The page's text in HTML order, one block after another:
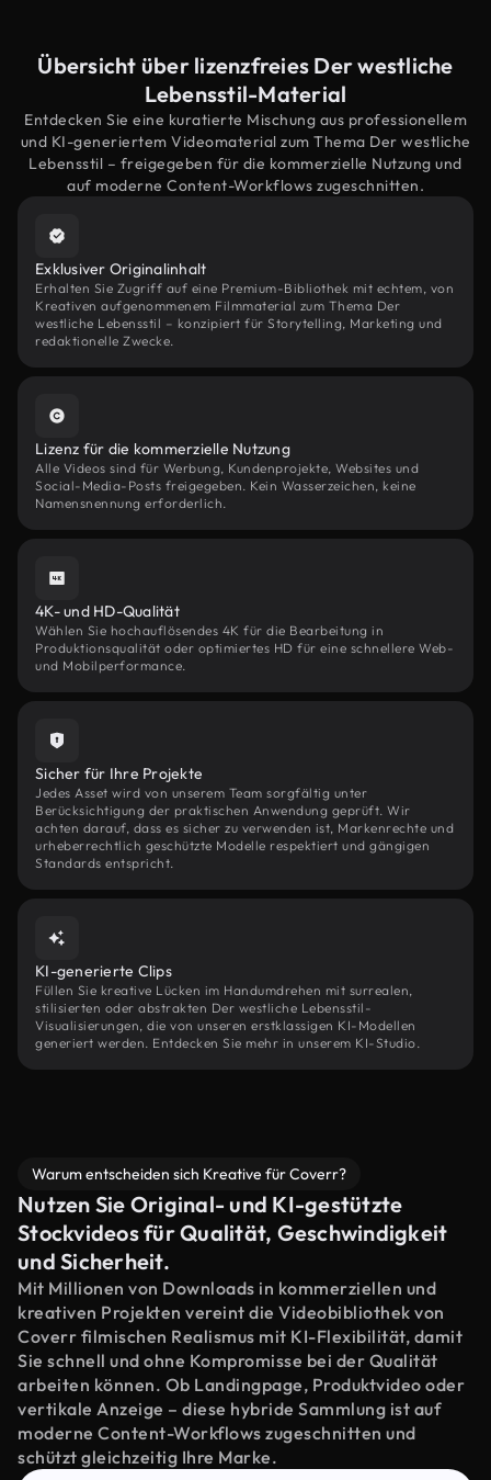
Übersicht über lizenzfreies Der westliche
Lebensstil-Material
Entdecken Sie eine kuratierte Mischung aus professionellem
und KI-generiertem Videomaterial zum Thema Der westliche
Lebensstil – freigegeben für die kommerzielle Nutzung und
auf moderne Content-Workflows zugeschnitten.
Exklusiver Originalinhalt
Erhalten Sie Zugriff auf eine Premium-Bibliothek mit echtem, von
Kreativen aufgenommenem Filmmaterial zum Thema Der
westliche Lebensstil – konzipiert für Storytelling, Marketing und
redaktionelle Zwecke.
Lizenz für die kommerzielle Nutzung
Alle Videos sind für Werbung, Kundenprojekte, Websites und
Social-Media-Posts freigegeben. Kein Wasserzeichen, keine
Namensnennung erforderlich.
4K- und HD-Qualität
Wählen Sie hochauflösendes 4K für die Bearbeitung in
Produktionsqualität oder optimiertes HD für eine schnellere Web-
und Mobilperformance.
Sicher für Ihre Projekte
Jedes Asset wird von unserem Team sorgfältig unter
Berücksichtigung der praktischen Anwendung geprüft. Wir
achten darauf, dass es sicher zu verwenden ist, Markenrechte und
urheberrechtlich geschützte Modelle respektiert und gängigen
Standards entspricht.
KI-generierte Clips
Füllen Sie kreative Lücken im Handumdrehen mit surrealen,
stilisierten oder abstrakten Der westliche Lebensstil-
Visualisierungen, die von unseren erstklassigen KI-Modellen
generiert werden. Entdecken Sie mehr in unserem KI-Studio.
Warum entscheiden sich Kreative für Coverr?
Nutzen Sie Original- und KI-gestützte
Stockvideos für Qualität, Geschwindigkeit
und Sicherheit.
Mit Millionen von Downloads in kommerziellen und
kreativen Projekten vereint die Videobibliothek von
Coverr filmischen Realismus mit KI-Flexibilität, damit
Sie schnell und ohne Kompromisse bei der Qualität
arbeiten können. Ob Landingpage, Produktvideo oder
vertikale Anzeige – diese hybride Sammlung ist auf
moderne Content-Workflows zugeschnitten und
schützt gleichzeitig Ihre Marke.